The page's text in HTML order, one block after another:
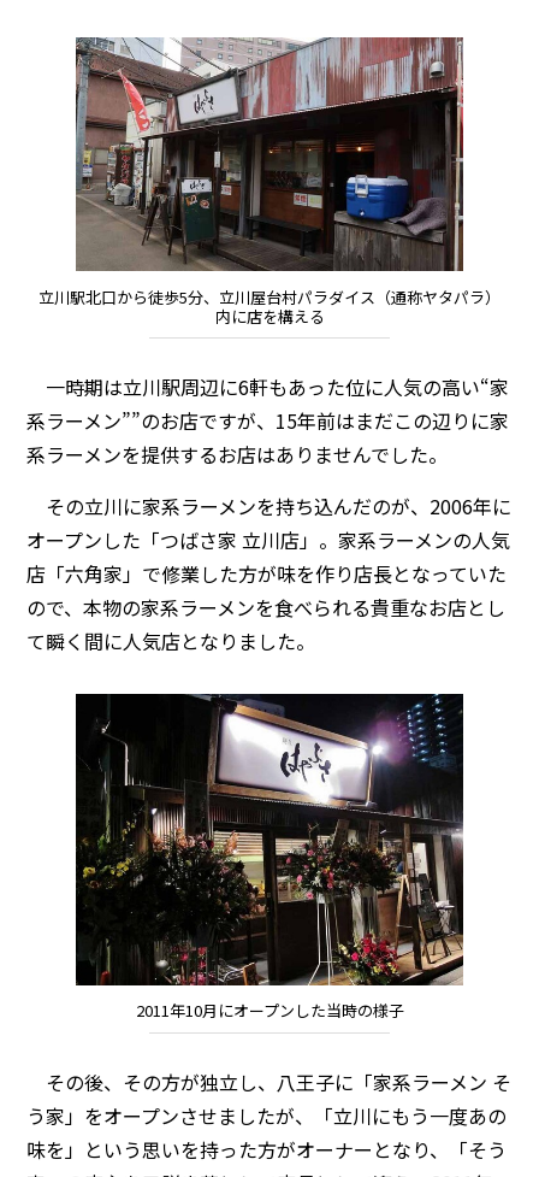
立川駅北口から徒歩5分、立川屋台村パラダイス（通称ヤタパラ）
内に店を構える
一時期は立川駅周辺に6軒もあった位に人気の高い“家
系ラーメン””のお店ですが、15年前はまだこの辺りに家
系ラーメンを提供するお店はありませんでした。
その立川に家系ラーメンを持ち込んだのが、2006年に
オープンした「つばさ家 立川店」。家系ラーメンの人気
店「六角家」で修業した方が味を作り店長となっていた
ので、本物の家系ラーメンを食べられる貴重なお店とし
て瞬く間に人気店となりました。
2011年10月にオープンした当時の様子
その後、その方が独立し、八王子に「家系ラーメン そ
う家」をオープンさせましたが、「立川にもう一度あの
味を」という思いを持った方がオーナーとなり、「そう